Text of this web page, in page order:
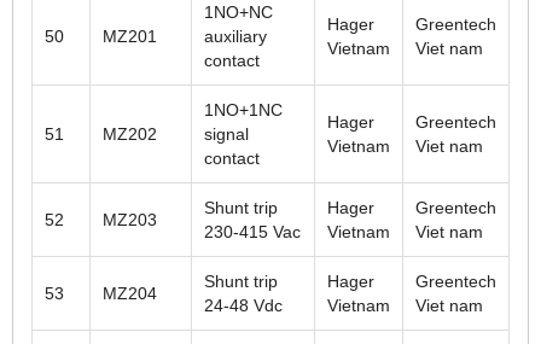
50 MZ201
1NO+NC
auxiliary
contact
Hager
Vietnam
Greentech
Viet nam
51 MZ202
1NO+1NC
signal
contact
Hager
Vietnam
Greentech
Viet nam
52 MZ203
Shunt trip
230-415 Vac
Hager
Vietnam
Greentech
Viet nam
53 MZ204
Shunt trip
24-48 Vdc
Hager
Vietnam
Greentech
Viet nam